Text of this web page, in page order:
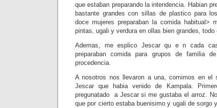
que estaban preparando la intendencia. Habian
bastante grandes con sillas de plastico para
doce mujeres preparaban la comida habitual>
pintas, ugali y verdura en ollas bien grandes,
Ademas, me esplico Jescar qu e n cada
preparaban comida para grupos de familia
procedencia.
A nosotros nos llevaron a una, comimos en el
Jescar que habia venido de Kampala.
pregunatado a Jescar si me gustaba el arroz.
que por cierto estaba buenisimo y ugali de sorgo